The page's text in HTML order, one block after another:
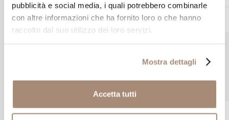
pubblicità e social media, i quali potrebbero combinarle
con altre informazioni che ha fornito loro o che hanno
raccolto dal suo utilizzo dei loro servizi.
Mostra dettagli
Accetta tutti
€ 9,00
Prodotti simili